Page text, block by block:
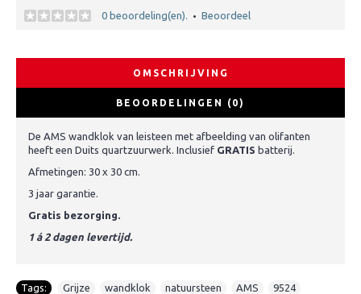
0 beoordeling(en). • Beoordeel
OMSCHRIJVING
BEOORDELINGEN (0)
De AMS wandklok van leisteen met afbeelding van olifanten
heeft een Duits quartzuurwerk. Inclusief GRATIS batterij.
Afmetingen: 30 x 30 cm.
3 jaar garantie.
Gratis bezorging.
1 á 2 dagen levertijd.
Tags: Grijze wandklok natuursteen AMS 9524